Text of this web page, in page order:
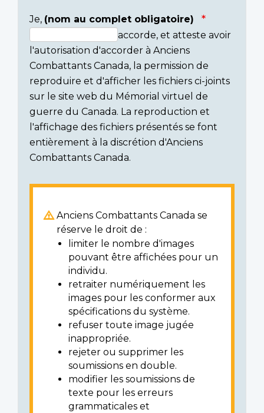
Consent
section
Je, (nom au complet obligatoire)
accorde, et atteste avoir
l'autorisation d'accorder à Anciens
Combattants Canada, la permission de
reproduire et d'afficher les fichiers ci-joints
sur le site web du Mémorial virtuel de
guerre du Canada. La reproduction et
l'affichage des fichiers présentés se font
entièrement à la discrétion d'Anciens
Combattants Canada.
Anciens Combattants Canada se
réserve le droit de :
limiter le nombre d'images
pouvant être affichées pour un
individu.
retraiter numériquement les
images pour les conformer aux
spécifications du système.
refuser toute image jugée
inappropriée.
rejeter ou supprimer les
soumissions en double.
modifier les soumissions de
texte pour les erreurs
grammaticales et